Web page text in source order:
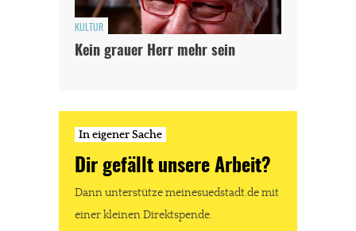
KULTUR
Kein grauer Herr mehr sein
In eigener Sache
Dir gefällt unsere Arbeit?
Dann unterstütze meinesuedstadt.de mit
einer kleinen Direktspende.